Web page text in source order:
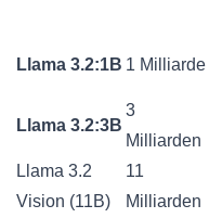
Llama 3.2:1B 1 Milliarde
Llama 3.2:3B
3
Milliarden
Llama 3.2
Vision (11B)
11
Milliarden